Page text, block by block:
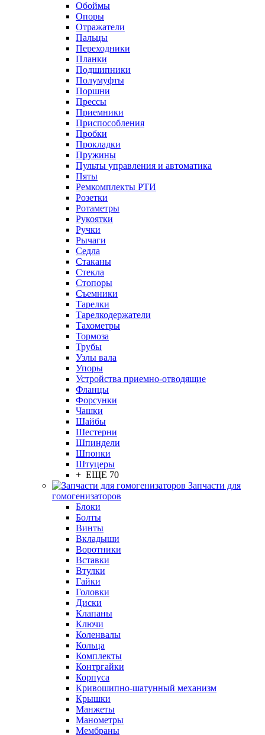
Обоймы
Опоры
Отражатели
Пальцы
Переходники
Планки
Подшипники
Полумуфты
Поршни
Прессы
Приемники
Приспособления
Пробки
Прокладки
Пружины
Пульты управления и автоматика
Пяты
Ремкомплекты РТИ
Розетки
Ротаметры
Рукоятки
Ручки
Рычаги
Седла
Стаканы
Стекла
Стопоры
Съемники
Тарелки
Тарелкодержатели
Тахометры
Тормоза
Трубы
Узлы вала
Упоры
Устройства приемно-отводящие
Фланцы
Форсунки
Чашки
Шайбы
Шестерни
Шпиндели
Шпонки
Штуцеры
+ ЕЩЕ 70
Запчасти для
гомогенизаторов
Блоки
Болты
Винты
Вкладыши
Воротники
Вставки
Втулки
Гайки
Головки
Диски
Клапаны
Ключи
Коленвалы
Кольца
Комплекты
Контргайки
Корпуса
Кривошипно-шатунный механизм
Крышки
Манжеты
Манометры
Мембраны